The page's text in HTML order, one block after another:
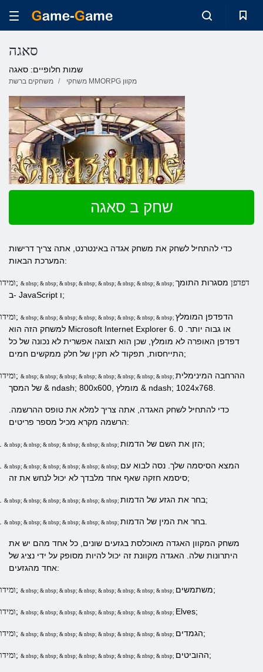
סאגה
שמות חלופיים: סאגה
משחקים ברשת משחקי MMORPG מקוון
שחק ב סאגה
כדי להתחיל לשחק את משחק אגדה באינטרנט, אתה צריך דרישות
המערכת הבאות:
ומידות; & nbsp; & nbsp; & nbsp; & nbsp; & nbsp; & nbsp; & nbsp; & nbsp; דפדפן מסגרות התומך
ב- JavaScript ו;
ומידות; & nbsp; & nbsp; & nbsp; & nbsp; & nbsp; & nbsp; & nbsp; & nbsp; הדפדפן המומלץ
למשחק הזה הוא Microsoft Internet Explorer 6. 0 או גבוה יותר.
דפדפן האופרה לא מומלץ, שכן הוא תצוגה אפשרית לא נכונה של כל
התייחסות, תפקוד לא תקין של חלק ממקשים חמים;
ומידות; & nbsp; & nbsp; & nbsp; & nbsp; & nbsp; & nbsp; & nbsp; & nbsp; ההרחבה המינימלית
של המסך & ndash; 800x600, מומלץ & ndash; 1024x768.
כדי להתחיל לשחק האגדה, אתה צריך למלא את טופס ההרשמה.
הרשמה מקרא מכיל מספר פריטים:
& nbsp; & nbsp; & nbsp; & nbsp; & nbsp; & nbsp; הזן את השם של הדמות;
& nbsp; & nbsp; & nbsp; & nbsp; & nbsp; & nbsp; המצא הסיסמה שלך. נסה לבוא עם
סיסמא חזקה שאף אחד מלבדך לא יכול לנחש את זה;
& nbsp; & nbsp; & nbsp; & nbsp; & nbsp; & nbsp; בחר את הגזע של הדמות;
& nbsp; & nbsp; & nbsp; & nbsp; & nbsp; & nbsp;
משחק המקוון האגדה מאוכלסת בגזעים שונים, כל אחד מהם יש את
היתרונות שלה. האגדה מקוונת זה יכול להיות מסופק על ידי נציג של
אחד מהגזעים:
ומידות; & nbsp; & nbsp; & nbsp; & nbsp; & nbsp; & nbsp; & nbsp; & nbsp; משתמשים;
ומידות; & nbsp; & nbsp; & nbsp; & nbsp; & nbsp; & nbsp; & nbsp; & nbsp; Elves;
ומידות; & nbsp; & nbsp; & nbsp; & nbsp; & nbsp; & nbsp; & nbsp; & nbsp; הגמדים;
ומידות; & nbsp; & nbsp; & nbsp; & nbsp; & nbsp; & nbsp; & nbsp; & nbsp; ההוביטים;